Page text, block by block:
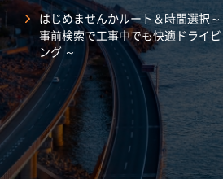
はじめませんかルート＆時間選択～
事前検索で工事中でも快適ドライビ
ング ～